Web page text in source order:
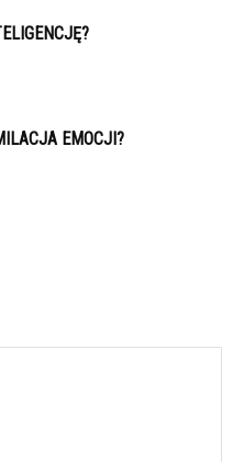
EMOCJI?